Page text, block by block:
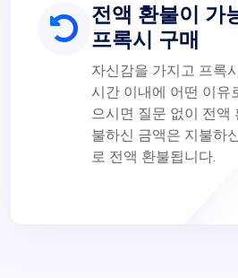
전액 환불이 가
프록시 구매
자신감을 가지고 프록
시간 이내에 어떤 이유
으시면 질문 없이 전액
불하신 금액은 지불하
로 전액 환불됩니다.